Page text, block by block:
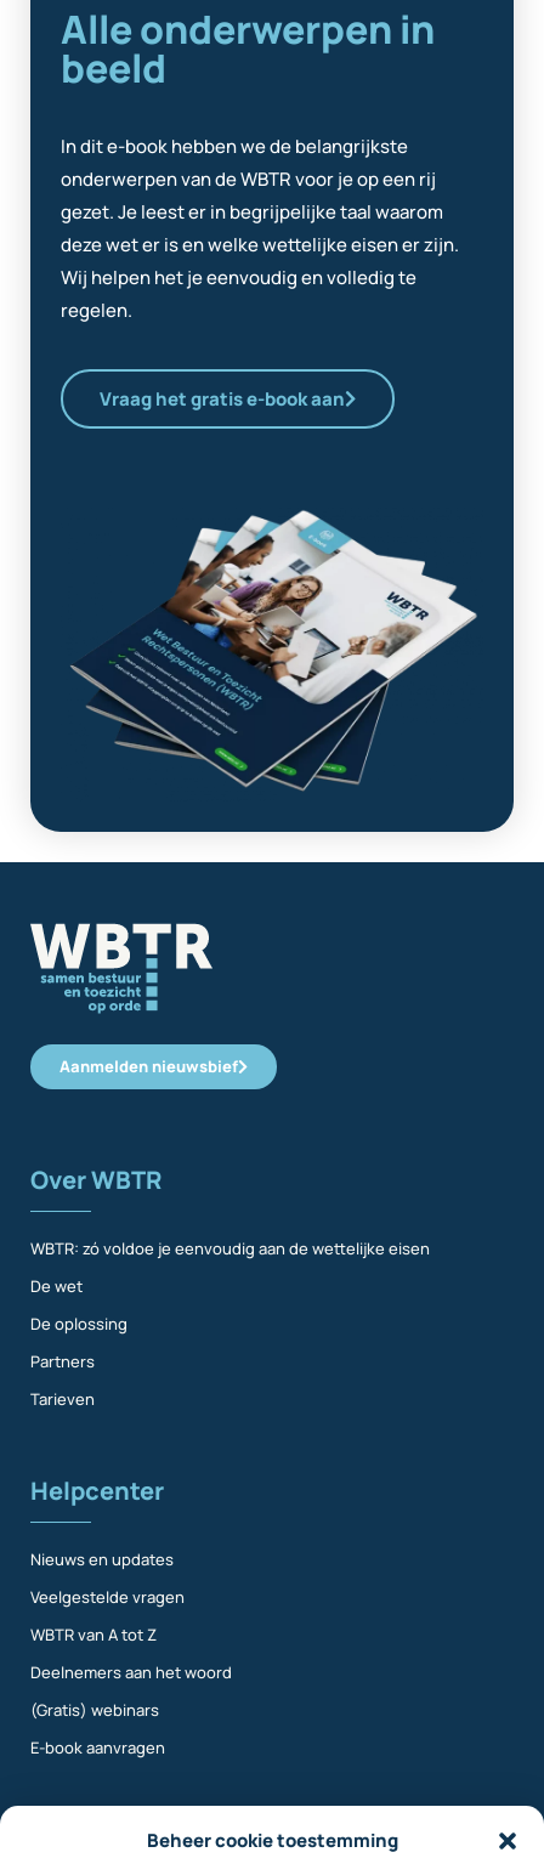
Beheer cookie toestemming
Alle onderwerpen in
beeld
In dit e-book hebben we de belangrijkste
onderwerpen van de WBTR voor je op een rij
gezet. Je leest er in begrijpelijke taal waarom
deze wet er is en welke wettelijke eisen er zijn.
Wij helpen het je eenvoudig en volledig te
regelen.
Vraag het gratis e-book aan
Aanmelden nieuwsbief
Over WBTR
WBTR: zó voldoe je eenvoudig aan de wettelijke eisen
De wet
De oplossing
Partners
Tarieven
Helpcenter
Nieuws en updates
Veelgestelde vragen
WBTR van A tot Z
Deelnemers aan het woord
(Gratis) webinars
E-book aanvragen